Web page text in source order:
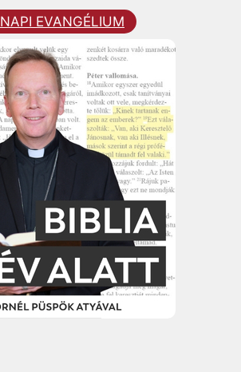
NAPI EVANGÉLIUM